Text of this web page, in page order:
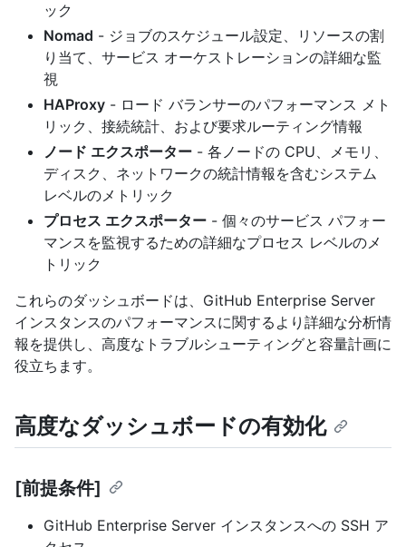
ック
Nomad - ジョブのスケジュール設定、リソースの割
り当て、サービス オーケストレーションの詳細な監
視
HAProxy - ロード バランサーのパフォーマンス メト
リック、接続統計、および要求ルーティング情報
ノード エクスポーター - 各ノードの CPU、メモリ、
ディスク、ネットワークの統計情報を含むシステム
レベルのメトリック
プロセス エクスポーター - 個々のサービス パフォー
マンスを監視するための詳細なプロセス レベルのメ
トリック
これらのダッシュボードは、GitHub Enterprise Server
インスタンスのパフォーマンスに関するより詳細な分析情
報を提供し、高度なトラブルシューティングと容量計画に
役立ちます。
高度なダッシュボードの有効化
[前提条件]
GitHub Enterprise Server インスタンスへの SSH ア